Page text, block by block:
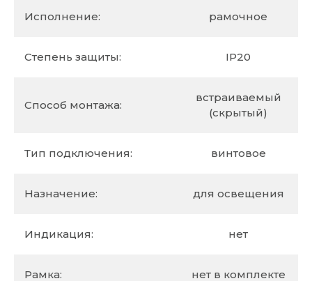
Исполнение: рамочное
Степень защиты: IP20
Способ монтажа:
встраиваемый
(скрытый)
Тип подключения: винтовое
Назначение: для освещения
Индикация: нет
Рамка: нет в комплекте